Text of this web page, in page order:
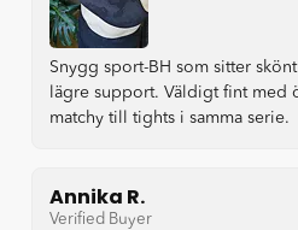
Snygg sport-BH som sitter
lägre support. Väldigt fint med
matchy till tights i samma serie.
Annika R.
Verified Buyer